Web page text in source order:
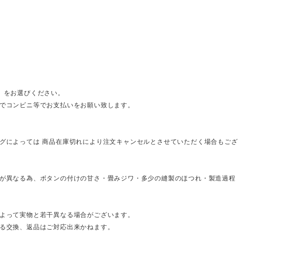
お選びください。
ンビニ等でお支払いをお願い致します。
によっては 商品在庫切れにより注文キャンセルとさせていただく場合もござ
異なる為、ボタンの付けの甘さ・畳みジワ・多少の縫製のほつれ・製造過程
って実物と若干異なる場合がございます。
交換、返品はご対応出来かねます。